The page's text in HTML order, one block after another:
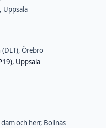
Uppsala
Örebro
Uppsala
och herr, Bollnäs